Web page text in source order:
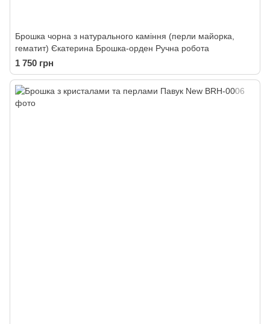
Брошка чорна з натурального каміння (перли майорка,
гематит) Єкатерина Брошка-орден Ручна робота
1 750 грн